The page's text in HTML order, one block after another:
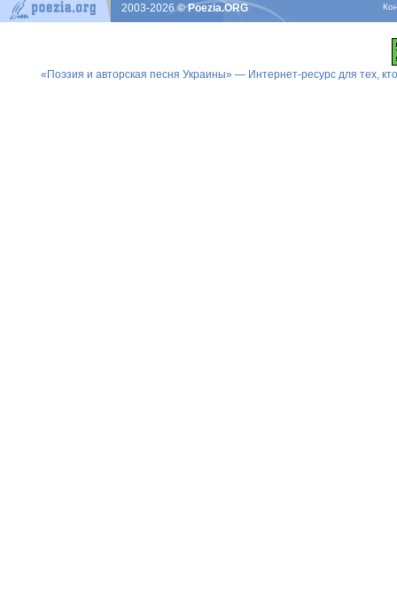
2003-2026© Poezia.ORG
«Поэзия и авторская песня Украины» — Интернет-ресурс для тех,